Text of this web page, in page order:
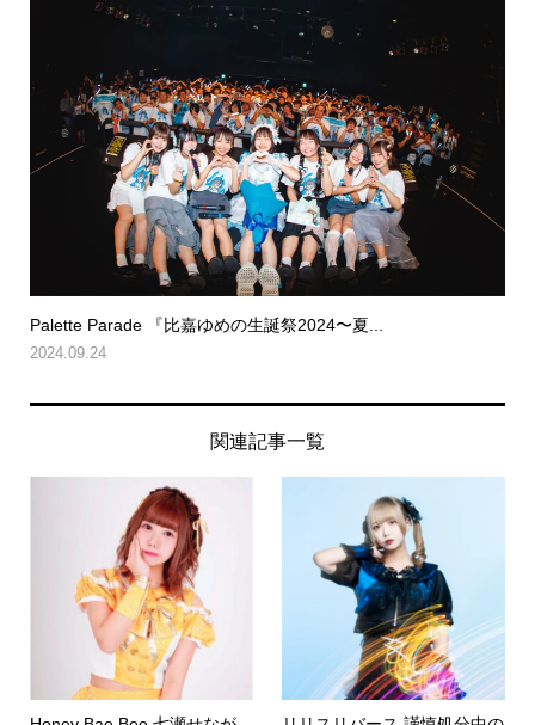
Palette Parade 『比嘉ゆめの生誕祭2024〜夏...
2024.09.24
関連記事一覧